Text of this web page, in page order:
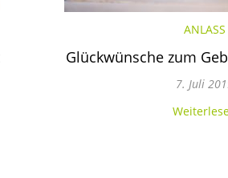
ANLASS
Glückwünsche zum
7. Juli